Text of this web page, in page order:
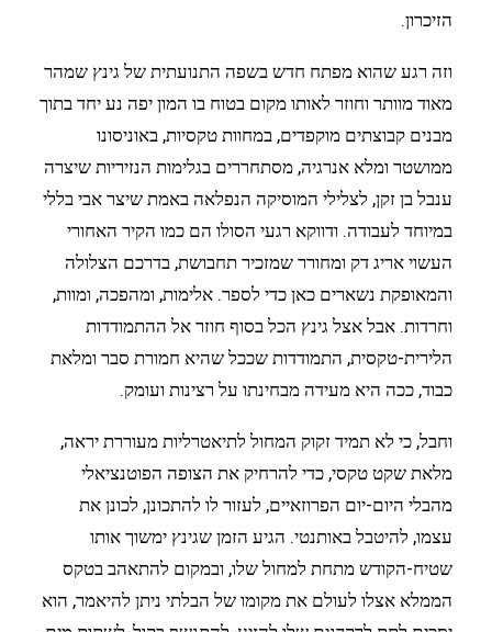
הזיכרון.
וזה רגע שהוא מפתח חדש בשפה התנועתית של גינץ שמהר
מאוד מוותר וחוזר לאותו מקום בטוח בו המון יפה נע יחד בתוך
מבנים קבוצתים מוקפדים, במחוות טקסיות, באוניסונו
ממושטר ומלא אנרגיה, מסתחררים בגלימות הנזיריות שיצרה
ענבל בן זקן, לצלילי המוסיקה הנפלאה באמת שיצר אבי בללי
במיוחד לעבודה. ודווקא רגעי הסולו הם כמו הקיר האחורי
העשוי אריג דק ומחורר שמזכיר תחבושת, בדרכם הצלולה
והמאופקת נשארים כאן כדי לספר. אלימות, ומהפכה, ומוות,
וחרדות. אבל אצל גינץ הכל בסוף חוזר אל ההתמודדות
הלירית-טקסית, התמודדות שככל שהיא חמורת סבר ומלאת
כבוד, ככה היא מעידה מבחינתו על רצינות ועומק.
וחבל, כי לא תמיד זקוק המחול לתיאטרליות מעוררת יראה,
מלאת שקט טקסי, כדי להרחיק את הצופה הפוטנציאלי
מהבלי היום-יום הפרוזאיים, לעזור לו להתכונן, לכונן את
עצמו, להיטבל באותנטי. הגיע הזמן שגינץ ימשוך אותו
שטיח-הקודש מתחת למחול שלו, ובמקום להתאהב בטקס
הממלא אצלו לעולם את מקומו של הבלתי ניתן להיאמר, הוא